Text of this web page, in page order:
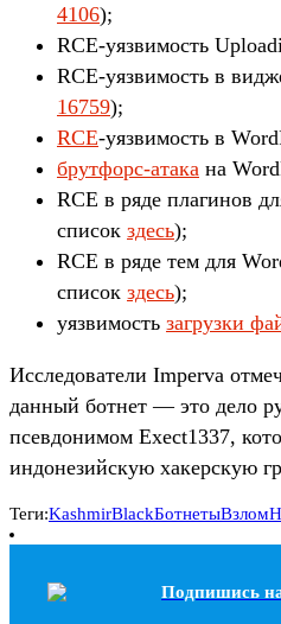
4106);
RCE-уязвимость
RCE-уязвимость в
16759);
RCE-уязвимость в
брутфорс-атака на
RCE в ряде плагинов
список здесь);
RCE в ряде тем для
список здесь);
уязвимость загрузки
Исследователи Imperva
данный ботнет — это дело
псевдонимом Exect1337,
индонезийскую хакерскую
Теги:KashmirBlackБотнетыВзлом
Подпишись